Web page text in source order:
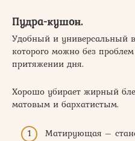
Пудра-кушон.
Удобный и универсальный
которого можно без
притяжении дня.
Хорошо убирает жирный
матовым и бархатистым.
Матирующая –